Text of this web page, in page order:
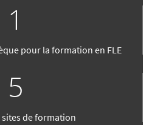
1
pour la formation en FLE
5
sites de formation